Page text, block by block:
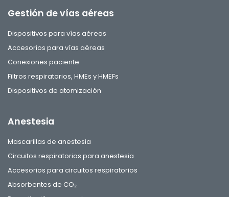
Gestión de vías aéreas
Dispositivos para vías aéreas
Accesorios para vías aéreas
Conexiones paciente
Filtros respiratorios, HMEs y HMEFs
Dispositivos de atomización
Anestesia
Mascarillas de anestesia
Circuitos respiratorios para anestesia
Accesorios para circuitos respiratorios
Absorbentes de CO₂